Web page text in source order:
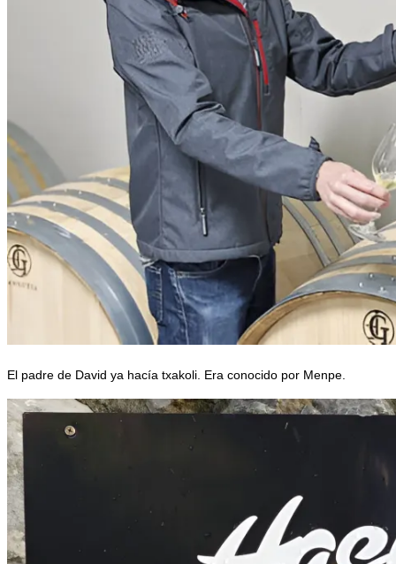
El padre de David ya hacía txakoli. Era conocido por Menpe.